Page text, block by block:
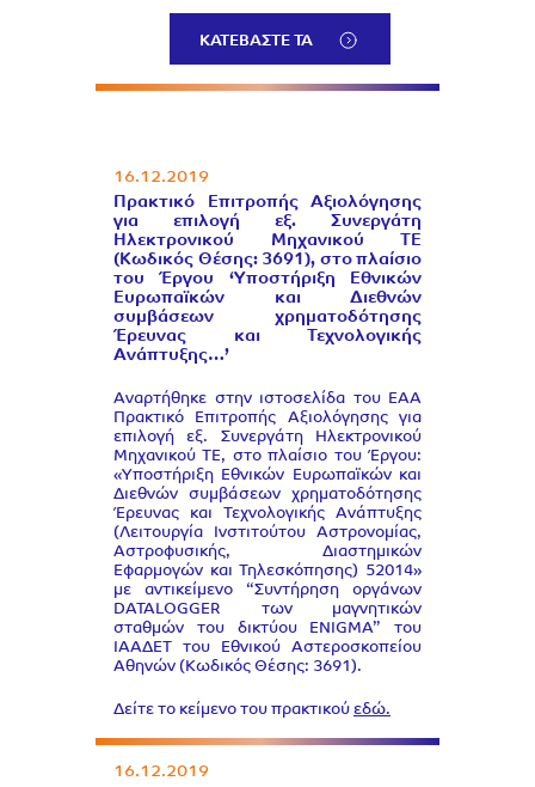
ΚΑΤΕΒΑΣΤΕ ΤΑ
16.12.2019
Πρακτικό Επιτροπής Αξιολόγησης
για επιλογή εξ. Συνεργάτη
Ηλεκτρονικού Μηχανικού ΤΕ
(Κωδικός Θέσης: 3691), στο πλαίσιο
του Έργου ‘Υποστήριξη Εθνικών
Ευρωπαϊκών και Διεθνών
συμβάσεων χρηματοδότησης
Έρευνας και Τεχνολογικής
Ανάπτυξης…’
Αναρτήθηκε στην ιστοσελίδα του EAA
Πρακτικό Επιτροπής Αξιολόγησης για
επιλογή εξ. Συνεργάτη Ηλεκτρονικού
Μηχανικού ΤΕ, στο πλαίσιο του Έργου:
«Υποστήριξη Εθνικών Ευρωπαϊκών και
Διεθνών συμβάσεων χρηματοδότησης
Έρευνας και Τεχνολογικής Ανάπτυξης
(Λειτουργία Ινστιτούτου Αστρονομίας,
Αστροφυσικής, Διαστημικών
Εφαρμογών και Τηλεσκόπησης) 52014»
με αντικείμενο “Συντήρηση οργάνων
DATALOGGER των μαγνητικών
σταθμών του δικτύου ENIGMΑ” του
ΙΑΑΔΕΤ του Εθνικού Αστεροσκοπείου
Αθηνών (Κωδικός Θέσης: 3691).
Δείτε το κείμενο του πρακτικού εδώ.
16.12.2019